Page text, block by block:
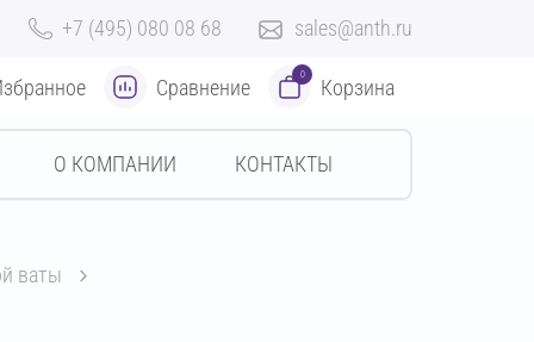
+7 (495) 080 08 68 sales@anth.ru
Сравнение
0
Корзина
О КОМПАНИИ КОНТАКТЫ
ваты